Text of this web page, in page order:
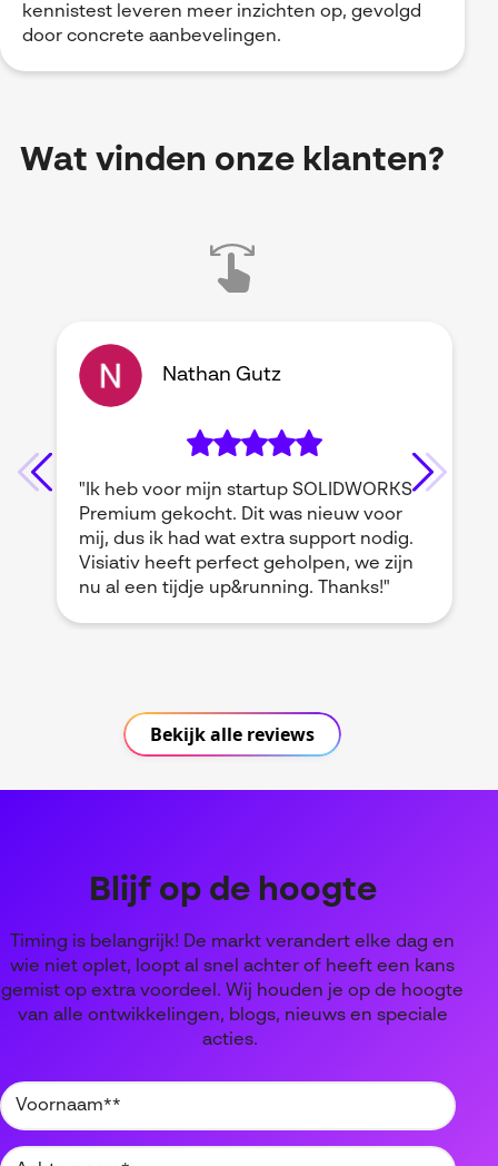
kennistest leveren meer inzichten op, gevolgd
door concrete aanbevelingen.
Wat vinden onze klanten?
Nathan Gutz
"Ik heb voor mijn startup SOLIDWORKS
Premium gekocht. Dit was nieuw voor
mij, dus ik had wat extra support nodig.
Visiativ heeft perfect geholpen, we zijn
nu al een tijdje up&running. Thanks!"
Bekijk alle reviews
Blijf op de hoogte
Timing is belangrijk! De markt verandert elke dag en
wie niet oplet, loopt al snel achter of heeft een kans
gemist op extra voordeel. Wij houden je op de hoogte
van alle ontwikkelingen, blogs, nieuws en speciale
acties.